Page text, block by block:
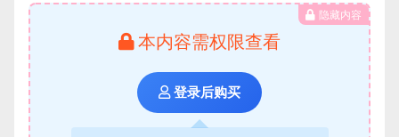
隐藏内容
本内容需权限查看
登录后购买